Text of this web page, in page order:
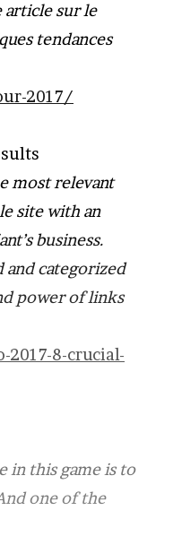
article sur le
tendances
2017/
most relevant
site with an
business.
and categorized
power of links
8-crucial-
in this game is to
one of the